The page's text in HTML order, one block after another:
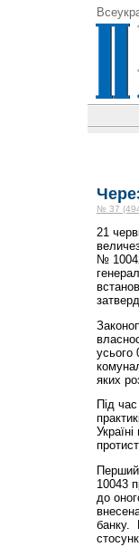
№ 37
21
№
усього
яких
Під
10043
до
банку.